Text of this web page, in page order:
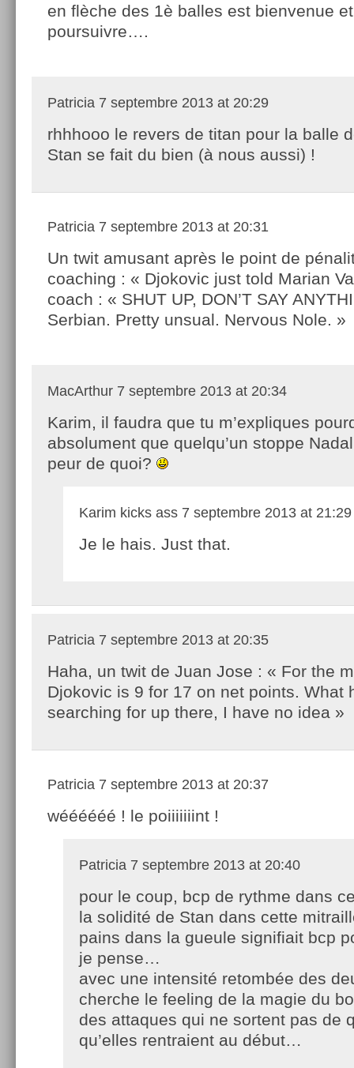
en flèche des 1è balles est bienvenue
poursuivre….
Patricia 7 septembre 2013 at 20:29
rhhhooo le revers de titan pour la balle
Stan se fait du bien (à nous aussi) !
Patricia 7 septembre 2013 at 20:31
Un twit amusant après le point de
coaching : « Djokovic just told Marian
coach : « SHUT UP, DON’T SAY
Serbian. Pretty unsual. Nervous Nole. »
MacArthur 7 septembre 2013 at 20:34
Karim, il faudra que tu m’expliques
absolument que quelqu’un stoppe
peur de quoi?
Karim kicks ass 7 septembre 2013 at 21:29
Je le hais. Just that.
Patricia 7 septembre 2013 at 20:35
Haha, un twit de Juan Jose : « For the
Djokovic is 9 for 17 on net points. What
searching for up there, I have no idea »
Patricia 7 septembre 2013 at 20:37
wéééééé ! le poiiiiiiint !
Patricia 7 septembre 2013 at 20:40
pour le coup, bcp de rythme dans
la solidité de Stan dans cette
pains dans la gueule signifiait bcp
je pense…
avec une intensité retombée des
cherche le feeling de la magie du
des attaques qui ne sortent pas de
qu’elles rentraient au début…